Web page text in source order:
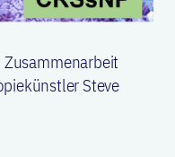
Zusammenarbeit
Steve